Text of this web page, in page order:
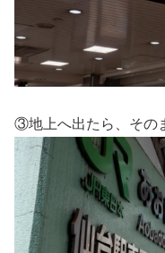
③地上へ出たら、その